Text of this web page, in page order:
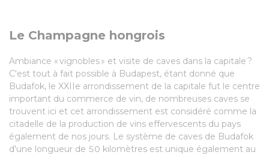
Le Champagne hongrois
Ambiance « vignobles » et visite de caves dans la capitale ?
C'est tout à fait possible à Budapest, étant donné que
Budafok, le XXIIe arrondissement de la capitale fut le centre
important du commerce de vin, de nombreuses caves se
trouvent ici et cet arrondissement est considéré comme la
citadelle de la production de vins effervescents du pays
également de nos jours. Le système de caves de Budafok
d'une longueur de 50 kilomètres est unique également au